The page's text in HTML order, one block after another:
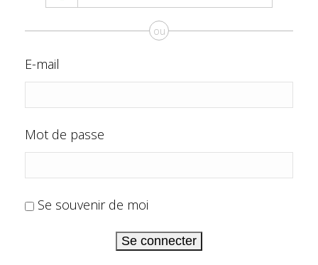
ou
E-mail
Mot de passe
Se souvenir de moi
Se connecter